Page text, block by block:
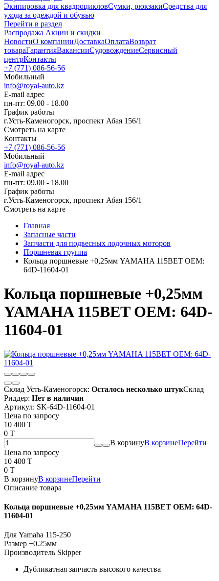
Экипировка для квадроцикловСумки, рюкзакиСредства для
ухода за одеждой и обувью
Перейти в раздел
Распродажа Акции и скидки
НовостиО компанииДоставкаОплатаВозврат
товараГарантияВакансииСудовождениеСервисный
центрКонтакты
+7 (771) 086-56-56
Мобильный
info@royal-auto.kz
E-mail адрес
пн-пт: 09.00 - 18.00
График работы
г.Усть-Каменогорск, проспект Абая 156/1
Смотреть на карте
Контакты
+7 (771) 086-56-56
Мобильный
info@royal-auto.kz
E-mail адрес
пн-пт: 09.00 - 18.00
График работы
г.Усть-Каменогорск, проспект Абая 156/1
Смотреть на карте
Главная
Запасные части
Запчасти для подвесных лодочных моторов
Поршневая группа
Кольца поршневые +0,25мм YAMAHA 115BET OEM:
64D-11604-01
Кольца поршневые +0,25мм
YAMAHA 115BET OEM: 64D-
11604-01
Склад Усть-Каменогорск: Осталось несколько штукСклад
Риддер: Нет в наличии
Артикул: SK-64D-11604-01
Цена по запросу
10 400 T
0 T
В корзинуВ корзинеПерейти
Цена по запросу
10 400 T
0 T
В корзинуВ корзинеПерейти
Описание товара
Кольца поршневые +0,25мм YAMAHA 115BET OEM: 64D-
11604-01
Для Yamaha 115-250
Размер +0.25мм
Производитель Skipper
Дубликатная запчасть высокого качества